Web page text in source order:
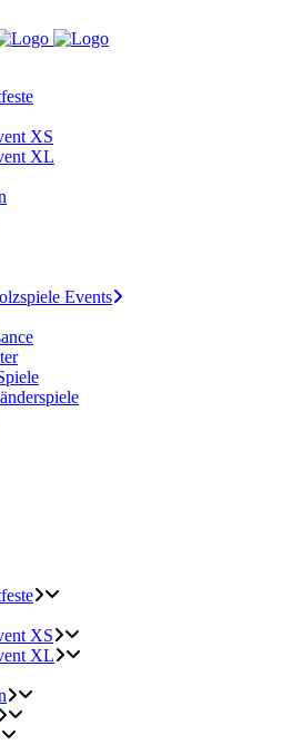
XS
XL
Events
XS
XL